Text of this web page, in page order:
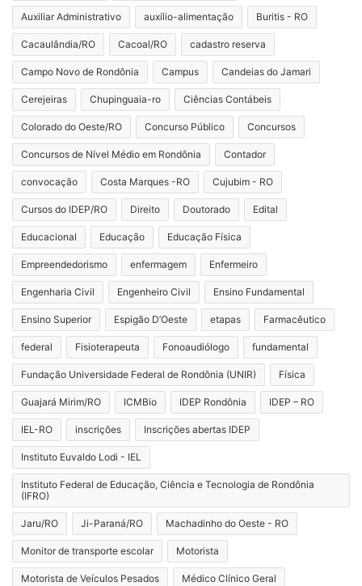
Auxiliar Administrativo auxílio-alimentação Buritis - RO
Cacaulândia/RO Cacoal/RO cadastro reserva
Campo Novo de Rondônia Campus Candeias do Jamari
Cerejeiras Chupinguaia-ro Ciências Contábeis
Colorado do Oeste/RO Concurso Público Concursos
Concursos de Nível Médio em Rondônia Contador
convocação Costa Marques -RO Cujubim - RO
Cursos do IDEP/RO Direito Doutorado Edital
Educacional Educação Educação Física
Empreendedorismo enfermagem Enfermeiro
Engenharia Civil Engenheiro Civil Ensino Fundamental
Ensino Superior Espigão D’Oeste etapas Farmacêutico
federal Fisioterapeuta Fonoaudiólogo fundamental
Fundação Universidade Federal de Rondônia (UNIR) Física
Guajará Mirim/RO ICMBio IDEP Rondônia IDEP – RO
IEL-RO inscrições Inscrições abertas IDEP
Instituto Euvaldo Lodi - IEL
Instituto Federal de Educação, Ciência e Tecnologia de Rondônia
(IFRO)
Jaru/RO Ji-Paraná/RO Machadinho do Oeste - RO
Monitor de transporte escolar Motorista
Motorista de Veículos Pesados Médico Clínico Geral